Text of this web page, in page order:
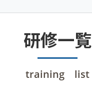
研修一覧
training list